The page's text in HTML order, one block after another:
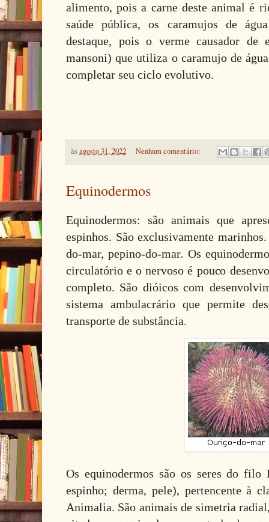
alimento, pois a carne deste animal é
saúde pública, os caramujos de
destaque, pois o verme causador de
mansoni) que utiliza o caramujo de
completar seu ciclo evolutivo.
àsagosto 31, 2022 Nenhum comentário:
Equinodermos
Equinodermos: são animais que
espinhos. São exclusivamente
do-mar, pepino-do-mar. Os
circulatório e o nervoso é pouco
completo. São dióicos com
sistema ambulacrário que permite
transporte de substância.
Os equinodermos são os seres do filo
espinho; derma, pele), pertencente à
Animalia. São animais de simetria